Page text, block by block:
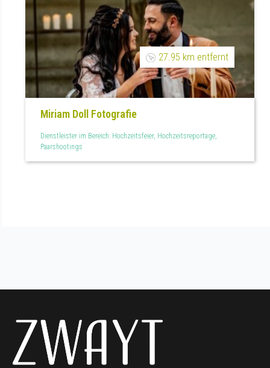
27.95 km entfernt
Miriam Doll Fotografie
Dienstleister im Bereich: Hochzeitsfeier, Hochzeitsreportage,
Paarshootings